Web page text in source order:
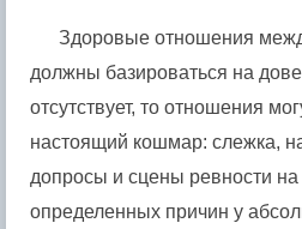
Здоровые отношения
должны базироваться на
отсутствует, то отношения
настоящий кошмар: слежка,
допросы и сцены ревности
определенных причин у